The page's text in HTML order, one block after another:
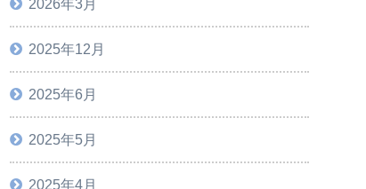
2026年3月
2025年12月
2025年6月
2025年5月
2025年4月